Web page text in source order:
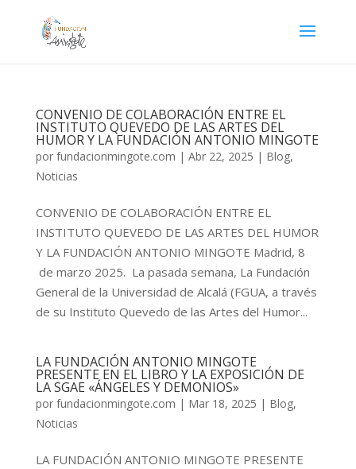
CONVENIO DE COLABORACIÓN ENTRE EL
INSTITUTO QUEVEDO DE LAS ARTES DEL
HUMOR Y LA FUNDACIÓN ANTONIO MINGOTE
por fundacionmingote.com | Abr 22, 2025 | Blog,
Noticias
CONVENIO DE COLABORACIÓN ENTRE EL
INSTITUTO QUEVEDO DE LAS ARTES DEL HUMOR
Y LA FUNDACIÓN ANTONIO MINGOTE Madrid, 8
de marzo 2025. La pasada semana, La Fundación
General de la Universidad de Alcalá (FGUA, a través
de su Instituto Quevedo de las Artes del Humor...
LA FUNDACIÓN ANTONIO MINGOTE
PRESENTE EN EL LIBRO Y LA EXPOSICIÓN DE
LA SGAE «ÁNGELES Y DEMONIOS»
por fundacionmingote.com | Mar 18, 2025 | Blog,
Noticias
LA FUNDACIÓN ANTONIO MINGOTE PRESENTE